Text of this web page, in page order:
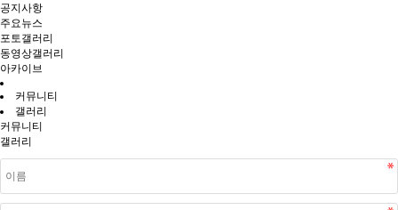
공지사항
주요뉴스
포토갤러리
동영상갤러리
아카이브
커뮤니티
갤러리
커뮤니티
갤러리